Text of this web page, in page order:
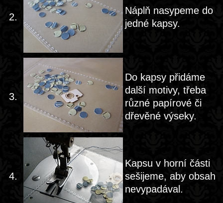
2.
Náplň nasypeme do
jedné kapsy.
3.
Do kapsy přidáme
další motivy, třeba
různé papírové či
dřevěné výseky.
4.
Kapsu v horní části
sešijeme, aby obsah
nevypadával.